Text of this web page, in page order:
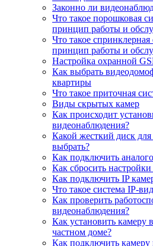
Законно ли
Что такое порошковая
принцип работы и
Что такое
принцип работы и
Настройка охранной
Как выбрать
квартиры
Что такое приточная
Виды скрытых камер
Как происходит
видеонаблюдения?
Какой жесткий диск
выбрать?
Как подключить
Как сбросить
Как подключить IP
Что такое система IP-
Как проверить
видеонаблюдения?
Как установить камеру
частном доме?
Как подключить